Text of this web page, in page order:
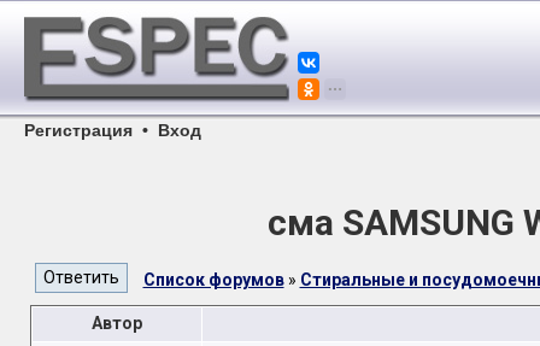
Регистрация • Вход
сма SAMSUNG
Список форумов» Стиральные и
Автор